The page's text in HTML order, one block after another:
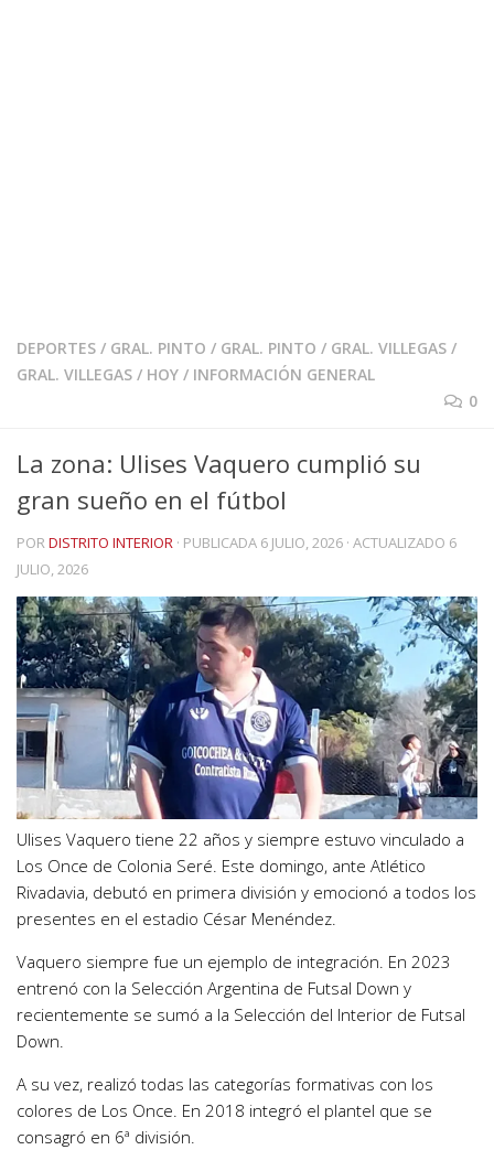
DEPORTES / GRAL. PINTO / GRAL. PINTO / GRAL. VILLEGAS /
GRAL. VILLEGAS / HOY / INFORMACIÓN GENERAL
0
La zona: Ulises Vaquero cumplió su
gran sueño en el fútbol
PORDISTRITO INTERIOR · PUBLICADA 6 JULIO, 2026 · ACTUALIZADO 6
JULIO, 2026
Ulises Vaquero tiene 22 años y siempre estuvo vinculado a
Los Once de Colonia Seré. Este domingo, ante Atlético
Rivadavia, debutó en primera división y emocionó a todos los
presentes en el estadio César Menéndez.
Vaquero siempre fue un ejemplo de integración. En 2023
entrenó con la Selección Argentina de Futsal Down y
recientemente se sumó a la Selección del Interior de Futsal
Down.
A su vez, realizó todas las categorías formativas con los
colores de Los Once. En 2018 integró el plantel que se
consagró en 6ª división.